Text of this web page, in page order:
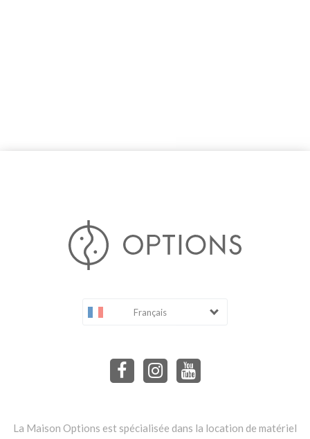
Français
La Maison Options est spécialisée dans la location de matériel